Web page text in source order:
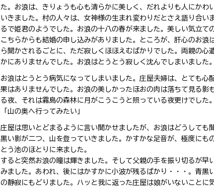
た。お浪は、きりょうも心も清らかに美しく、だれよりも人にかわ
いきました。村の人々は、女神様の生まれ変わりだとさえ語り合い
るで姫君のようでした。お浪の十八の春が来ました。美しい気立て
こちらからも結婚の申し込みがありました。ところが、肝心のお浪
ら聞かされるごとに、ただ寂しくほほえむばかりでした。両親の心
かにありませんでした。お浪はとうとう寂しく沈んでしまいました
お浪はとうとう病気になってしまいました。庄屋夫婦は、とても心
果はありませんでした。お浪の美しかったほおの肉は落ちて見る影
る夜、それは霧島の森林に月がこうこうと照っている夜更けでした
「山の奥へ行ってみたい」
庄屋は思いとどまるように言い聞かせましたが、お浪はどうしても
黒い影が二つ、山を登っていきました。かすかな足音が、極度にも
とう池のほとりに来ました。
すると突然お浪の瞳は輝きました。そして父親の手を振り切るが早
みました。あわれ、後にはかすかに小波が残るばかり・・・。青黒
の静寂にもどりました。ハッと我に返った庄屋は娘がいないことに